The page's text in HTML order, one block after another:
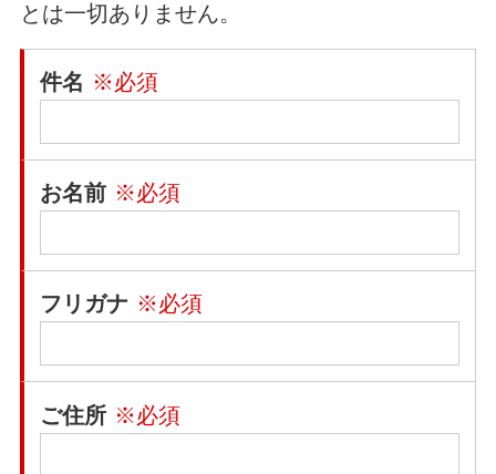
とは一切ありません。
件名 ※必須
お名前 ※必須
フリガナ ※必須
ご住所 ※必須